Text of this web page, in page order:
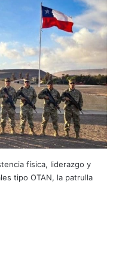
física, liderazgo y
tipo OTAN, la patrulla